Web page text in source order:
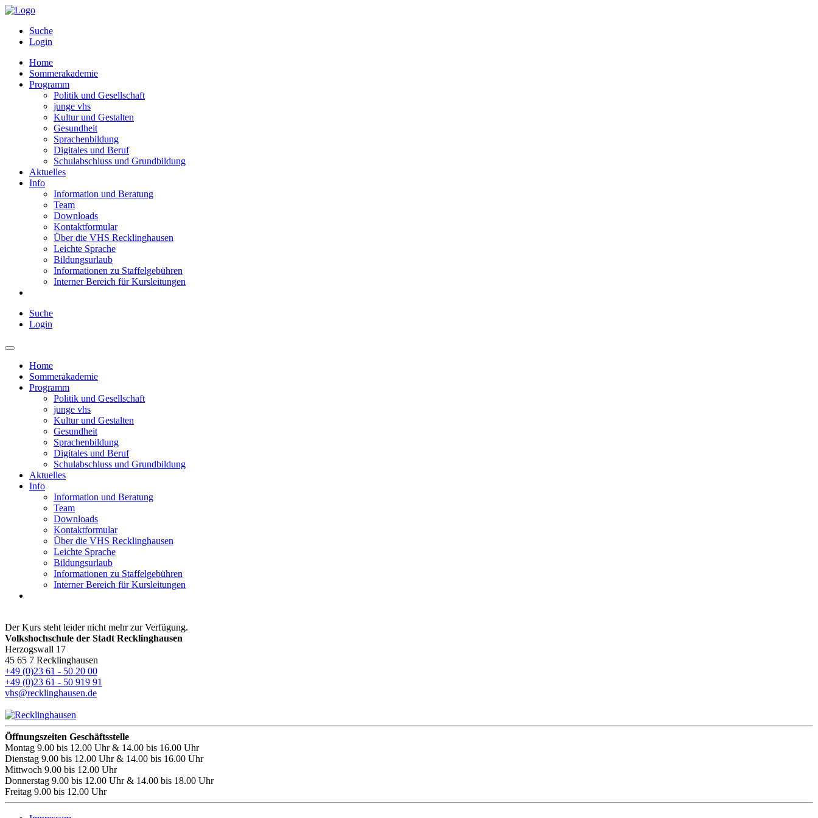
Suche
Login
Home
Sommerakademie
Programm
Politik und Gesellschaft
junge vhs
Kultur und Gestalten
Gesundheit
Sprachenbildung
Digitales und Beruf
Schulabschluss und Grundbildung
Aktuelles
Info
Information und Beratung
Team
Downloads
Kontaktformular
Über die VHS Recklinghausen
Leichte Sprache
Bildungsurlaub
Informationen zu Staffelgebühren
Interner Bereich für Kursleitungen
Suche
Login
Home
Sommerakademie
Programm
Politik und Gesellschaft
junge vhs
Kultur und Gestalten
Gesundheit
Sprachenbildung
Digitales und Beruf
Schulabschluss und Grundbildung
Aktuelles
Info
Information und Beratung
Team
Downloads
Kontaktformular
Über die VHS Recklinghausen
Leichte Sprache
Bildungsurlaub
Informationen zu Staffelgebühren
Interner Bereich für Kursleitungen
Der Kurs steht leider nicht mehr zur Verfügung.
Volkshochschule der Stadt Recklinghausen
Herzogswall 17
45 65 7 Recklinghausen
+49 (0)23 61 - 50 20 00
+49 (0)23 61 - 50 919 91
vhs@recklinghausen.de
Öffnungszeiten Geschäftsstelle
Montag 9.00 bis 12.00 Uhr & 14.00 bis 16.00 Uhr
Dienstag 9.00 bis 12.00 Uhr & 14.00 bis 16.00 Uhr
Mittwoch 9.00 bis 12.00 Uhr
Donnerstag 9.00 bis 12.00 Uhr & 14.00 bis 18.00 Uhr
Freitag 9.00 bis 12.00 Uhr